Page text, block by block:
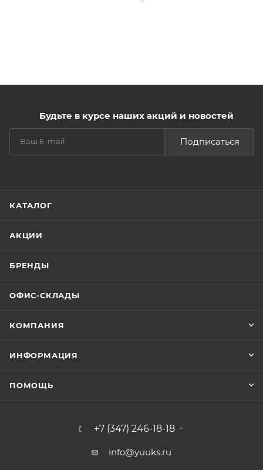
Будьте в курсе наших акций и новостей
Подписаться
КАТАЛОГ
АКЦИИ
БРЕНДЫ
ОФИС-СКЛАДЫ
КОМПАНИЯ
ИНФОРМАЦИЯ
ПОМОЩЬ
+7 (347) 246-18-18
info@yuuks.ru